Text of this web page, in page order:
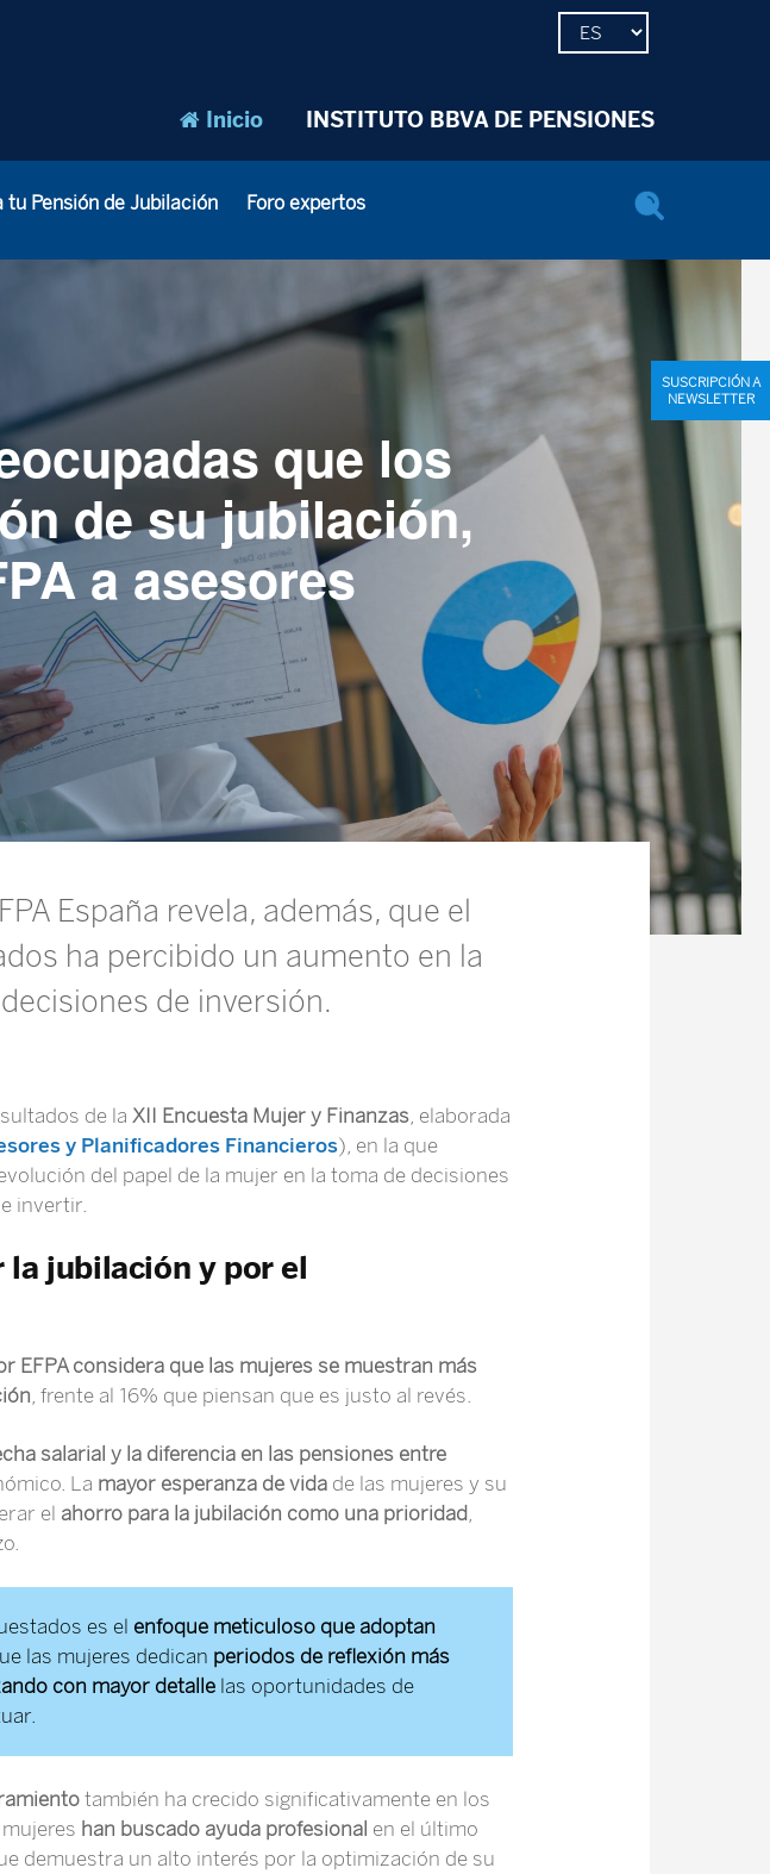
Inicio INSTITUTO BBVA DE PENSIONES
tu Pensión de Jubilación Foro expertos
que los
de su jubilación,
a asesores
España revela, además, que el
ha percibido un aumento en la
de inversión.
de la XII Encuesta Mujer y Finanzas, elaborada
y Planificadores Financieros), en la que
del papel de la mujer en la toma de decisiones
invertir.
la jubilación y por el
EFPA considera que las mujeres se muestran más
, frente al 16% que piensan que es justo al revés.
salarial y la diferencia en las pensiones entre
La mayor esperanza de vidade las mujeres y su
el ahorro para la jubilación como una prioridad,
es el enfoque meticuloso que adoptan
las mujeres dedican periodos de reflexión más
con mayor detallelas oportunidades de
también ha crecido significativamente en los
han buscado ayuda profesional en el último
demuestra un alto interés por la optimización de su
SUSCRIPCIÓN A
NEWSLETTER